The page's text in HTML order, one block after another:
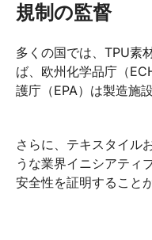
規制の監督
多くの国では、TPU素
ば、欧州化学品庁（
護庁（EPA）は製造施
さらに、テキスタイル
うな業界イニシアティ
安全性を証明すること